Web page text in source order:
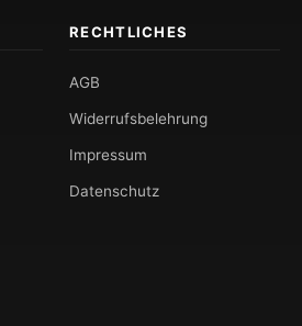
RECHTLICHES
AGB
Widerrufsbelehrung
Impressum
Datenschutz